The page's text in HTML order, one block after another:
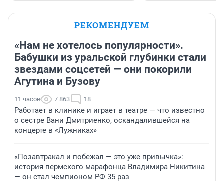
РЕКОМЕНДУЕМ
«Нам не хотелось популярности».
Бабушки из уральской глубинки стали
звездами соцсетей — они покорили
Агутина и Бузову
11 часов 7 863 18
Работает в клинике и играет в театре — что известно
о сестре Вани Дмитриенко, оскандалившейся на
концерте в «Лужниках»
«Позавтракал и побежал — это уже привычка»:
история пермского марафонца Владимира Никитина
— он стал чемпионом РФ 35 раз